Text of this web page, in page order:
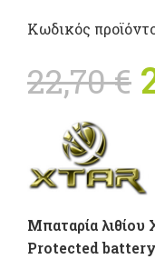
Κωδικός
22,70€
Μπαταρία λιθίου
Protected battery